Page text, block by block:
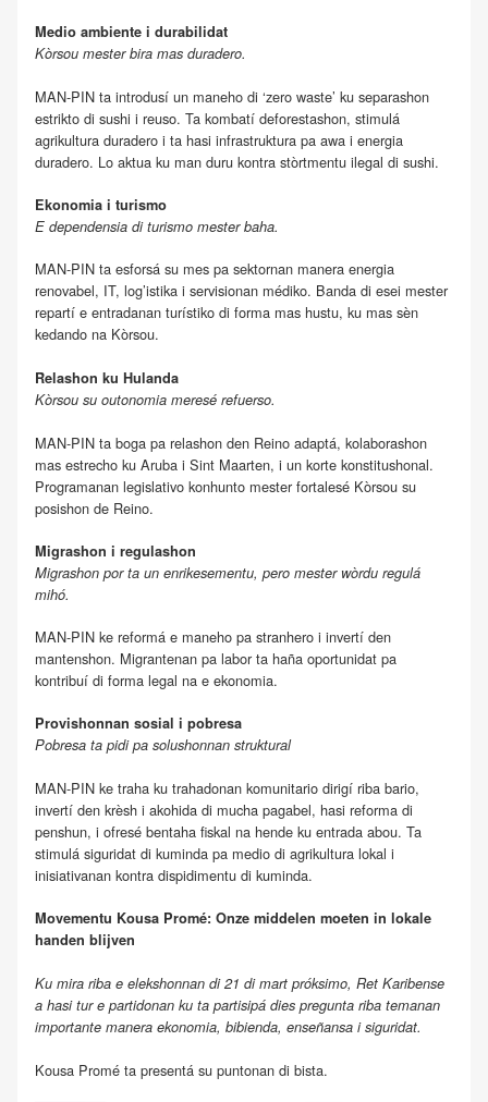
Medio ambiente i durabilidat
Kòrsou mester bira mas duradero.
MAN-PIN ta introdusí un maneho di ‘zero waste’ ku separashon
estrikto di sushi i reuso. Ta kombatí deforestashon, stimulá
agrikultura duradero i ta hasi infrastruktura pa awa i energia
duradero. Lo aktua ku man duru kontra stòrtmentu ilegal di sushi.
Ekonomia i turismo
E dependensia di turismo mester baha.
MAN-PIN ta esforsá su mes pa sektornan manera energia
renovabel, IT, log’istika i servisionan médiko. Banda di esei mester
repartí e entradanan turístiko di forma mas hustu, ku mas sèn
kedando na Kòrsou.
Relashon ku Hulanda
Kòrsou su outonomia meresé refuerso.
MAN-PIN ta boga pa relashon den Reino adaptá, kolaborashon
mas estrecho ku Aruba i Sint Maarten, i un korte konstitushonal.
Programanan legislativo konhunto mester fortalesé Kòrsou su
posishon de Reino.
Migrashon i regulashon
Migrashon por ta un enrikesementu, pero mester wòrdu regulá
mihó.
MAN-PIN ke reformá e maneho pa stranhero i invertí den
mantenshon. Migrantenan pa labor ta haña oportunidat pa
kontribuí di forma legal na e ekonomia.
Provishonnan sosial i pobresa
Pobresa ta pidi pa solushonnan struktural
MAN-PIN ke traha ku trahadonan komunitario dirigí riba bario,
invertí den krèsh i akohida di mucha pagabel, hasi reforma di
penshun, i ofresé bentaha fiskal na hende ku entrada abou. Ta
stimulá siguridat di kuminda pa medio di agrikultura lokal i
inisiativanan kontra dispidimentu di kuminda.
Movementu Kousa Promé: Onze middelen moeten in lokale
handen blijven
Ku mira riba e elekshonnan di 21 di mart próksimo, Ret Karibense
a hasi tur e partidonan ku ta partisipá dies pregunta riba temanan
importante manera ekonomia, bibienda, enseñansa i siguridat.
Kousa Promé ta presentá su puntonan di bista.